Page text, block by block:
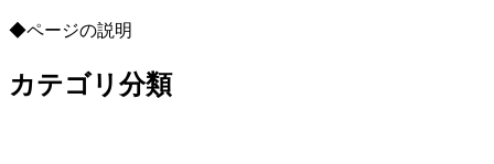
◆ページの説明
カテゴリ分類